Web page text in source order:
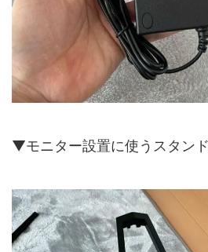
▼モニター設置に使うスタン